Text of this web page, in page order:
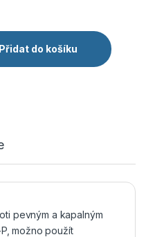
k polomasce 1 pár
Přidat do košíku
pevným a kapalným
možno použít